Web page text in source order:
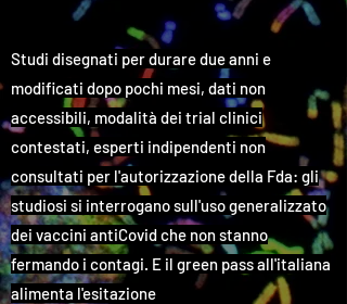
Studi disegnati per durare due anni e
modificati dopo pochi mesi, dati non
accessibili, modalità dei trial clinici
contestati, esperti indipendenti non
consultati per l'autorizzazione della Fda: gli
studiosi si interrogano sull'uso generalizzato
dei vaccini antiCovid che non stanno
fermando i contagi. E il green pass all'italiana
alimenta l'esitazione